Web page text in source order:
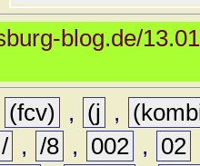
blog.de/
(fcv) , (j ,
/ , /8 , 002 , 02